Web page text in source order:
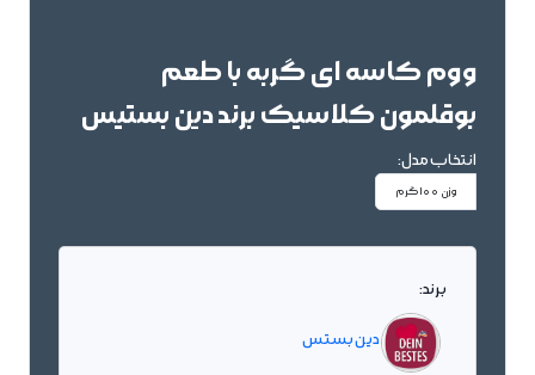
ووم کاسه ای گربه با طعم
بوقلمون کلاسیک برند دین بستیس
انتخاب مدل:
وزن 100گرم
برند:
دین بستس